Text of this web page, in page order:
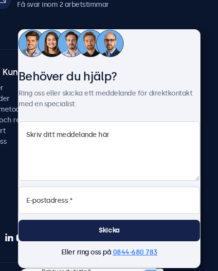
Få svar inom 2 arbetstimmar
Kundtjänst
reparera
Om Beetronics
Jobba hos oss
Allmänna villkor
Behöver du hjälp?
Ring oss eller skicka ett meddelande för direktkontakt
med en specialist.
Skicka
Eller ring oss på 0844-680 783